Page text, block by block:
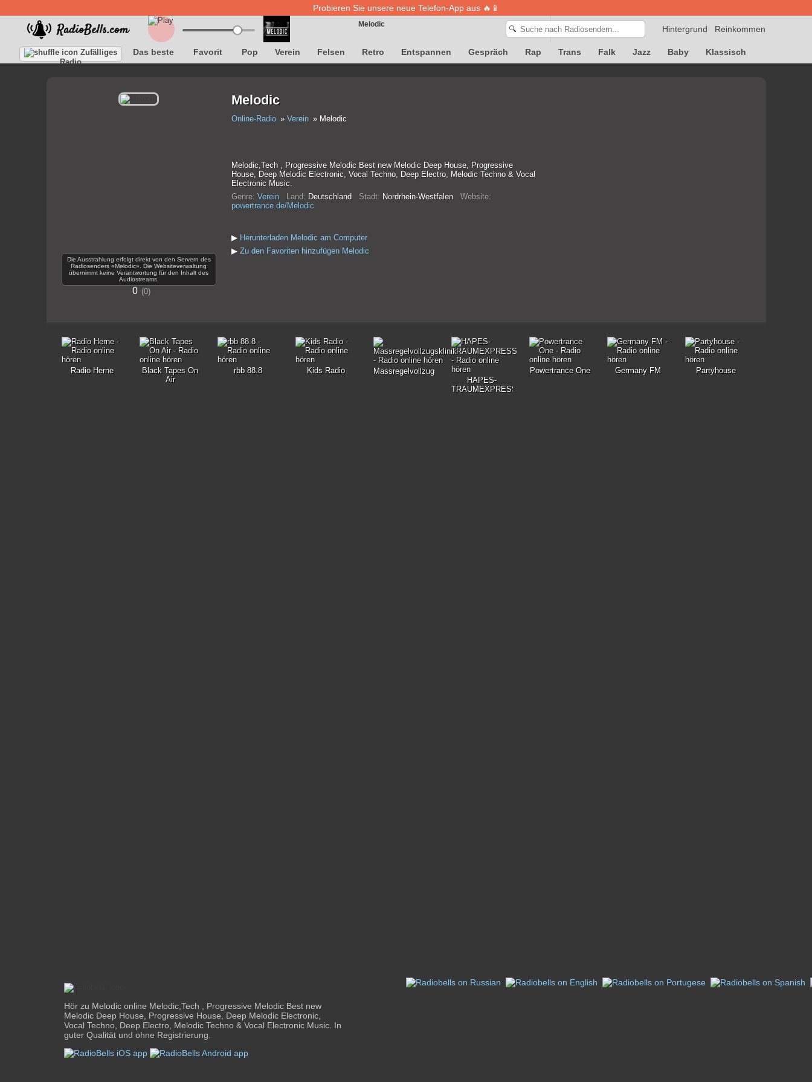
Probieren Sie unsere neue Telefon-App aus 🔥📱
Reinkommen
Hintergrund
🔍
Melodic
Zufälliges
Radio
Das beste Favorit Pop Verein Felsen Retro Entspannen Gespräch Rap Trans Falk Jazz Baby Klassisch
Die Ausstrahlung erfolgt direkt von den Servern des
Radiosenders «Melodic». Die Websiteverwaltung
übernimmt keine Verantwortung für den Inhalt des
Audiostreams.
0 0
Melodic
Online-Radio Verein Melodic
Melodic,Tech , Progressive Melodic Best new Melodic Deep House, Progressive
House, Deep Melodic Electronic, Vocal Techno, Deep Electro, Melodic Techno & Vocal
Electronic Music.
Genre: Verein Land: Deutschland Stadt: Nordrhein-Westfalen Website:
powertrance.de/Melodic
▶ Herunterladen Melodic am Computer
▶ Zu den Favoriten hinzufügen Melodic
Radio Herne
Black Tapes On
Air
rbb 88.8 Kids Radio
Massregelvollzugsklinik
HAPES-
TRAUMEXPRESS
Powertrance One Germany FM Partyhouse
Hör zu Melodic online Melodic,Tech , Progressive Melodic Best new
Melodic Deep House, Progressive House, Deep Melodic Electronic,
Vocal Techno, Deep Electro, Melodic Techno & Vocal Electronic Music. In
guter Qualität und ohne Registrierung.